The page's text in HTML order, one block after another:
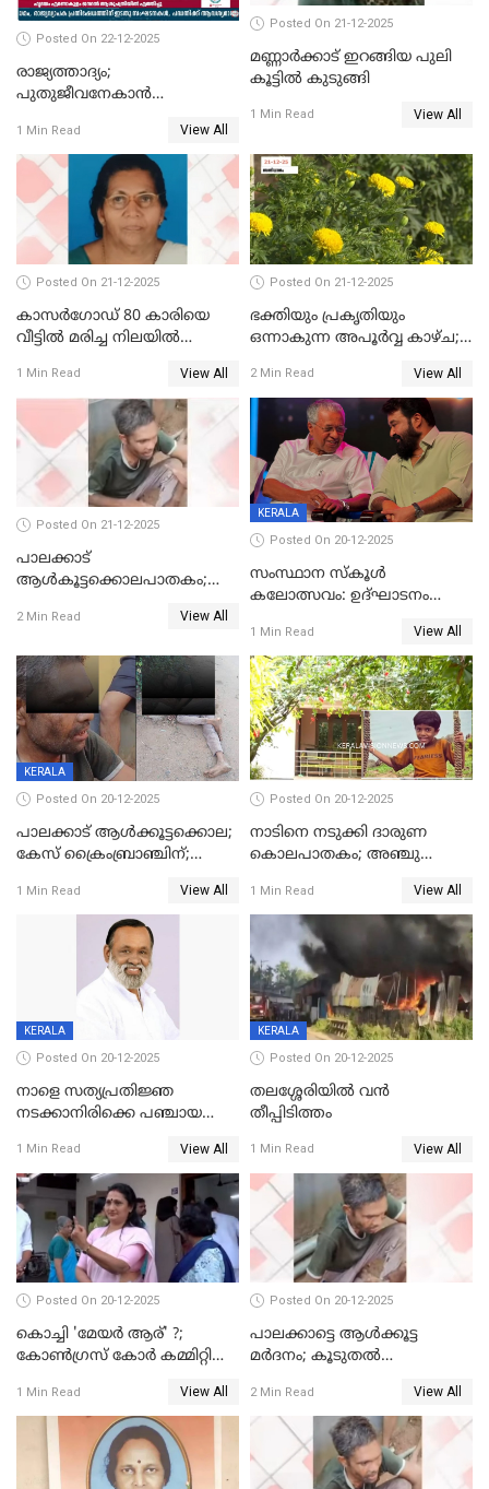
Posted On 22-12-2025
രാജ്യത്താദ്യം;
പുതുജീവനേകാൻ
എറണാകുളം സർക്കാർ
ജനറൽ
ആശുപത്രിയിലെത്തിച്ചു
1 Min Read View All
Posted On 21-12-2025
മണ്ണാർക്കാട് ഇറങ്ങിയ പുലി
കൂട്ടിൽ കുടുങ്ങി
1 Min Read View All
Posted On 21-12-2025
കാസർഗോഡ് 80 കാരിയെ
വീട്ടിൽ മരിച്ച നിലയിൽ
1 Min Read View All
Posted On 21-12-2025
ഭക്തിയും പ്രകൃതിയും
ഒന്നാകുന്ന അപൂര്‍വ്വ കാഴ്ച;
കാഴ്ചാനുഭവമൊരുക്കി
ശബരീ നന്ദനം
2 Min Read View All
Posted On 21-12-2025
പാലക്കാട്‌
ആൾകൂട്ടക്കൊലപാതകം;
ഊർജ്ജിതമാക്കിമാക്കി
2 Min Read View All
KERALA
Posted On 20-12-2025
സംസ്ഥാന സ്കൂൾ
കലോത്സവം: ഉദ്ഘാടനം
മുഖ്യാതിഥിയായി
മോഹൻലാൽ
1 Min Read View All
KERALA
Posted On 20-12-2025
പാലക്കാട് ആൾക്കൂട്ടക്കൊല;
കേസ് ക്രൈംബ്രാഞ്ചിന്;
അന്വേഷിക്കും
1 Min Read View All
Posted On 20-12-2025
നാടിനെ നടുക്കി ദാരുണ
കൊലപാതകം; അഞ്ചു
കഴുത്തുഞെരിച്ച് കൊന്നു
1 Min Read View All
KERALA
Posted On 20-12-2025
നാളെ സത്യപ്രതിജ്ഞ
നടക്കാനിരിക്കെ പഞ്ചായത്ത്
1 Min Read View All
KERALA
Posted On 20-12-2025
തലശ്ശേരിയിൽ വൻ
തീപ്പിടിത്തം
1 Min Read View All
Posted On 20-12-2025
കൊച്ചി 'മേയർ ആര്' ?;
കോണ്‍ഗ്രസ് കോര്‍ കമ്മിറ്റി
1 Min Read View All
Posted On 20-12-2025
പാലക്കാട്ടെ ആള്‍ക്കൂട്ട
മര്‍ദനം; കൂടുതല്‍
അംഗ സംഘമെന്ന് വിവരം
2 Min Read View All